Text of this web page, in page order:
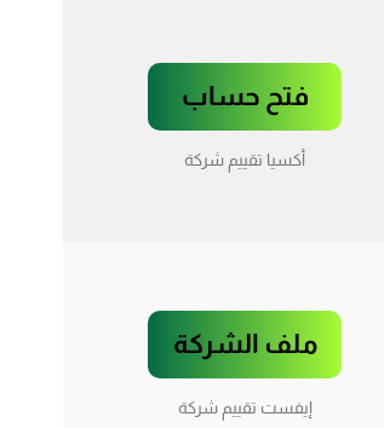
فتح حساب
أكسيا تقييم شركة
ملف الشركة
إيفست تقييم شركة